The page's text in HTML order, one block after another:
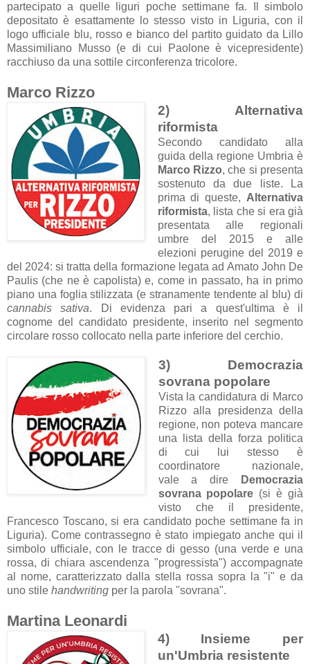
partecipato a quelle liguri poche settimane fa. Il simbolo
depositato è esattamente lo stesso visto in Liguria, con il
logo ufficiale blu, rosso e bianco del partito guidato da Lillo
Massimiliano Musso (e di cui Paolone è vicepresidente)
racchiuso da una sottile circonferenza tricolore.
Marco Rizzo
2) Alternativa
riformista
Secondo candidato alla
guida della regione Umbria è
Marco Rizzo, che si presenta
sostenuto da due liste. La
prima di queste, Alternativa
riformista, lista che si era già
presentata alle regionali
umbre del 2015 e alle
elezioni perugine del 2019 e
del 2024: si tratta della formazione legata ad Amato John De
Paulis (che ne è capolista) e, come in passato, ha in primo
piano una foglia stilizzata (e stranamente tendente al blu) di
cannabis sativa. Di evidenza pari a quest'ultima è il
cognome del candidato presidente, inserito nel segmento
circolare rosso collocato nella parte inferiore del cerchio.
3) Democrazia
sovrana popolare
Vista la candidatura di Marco
Rizzo alla presidenza della
regione, non poteva mancare
una lista della forza politica
di cui lui stesso è
coordinatore nazionale,
vale a dire
Democrazia
sovrana popolare (si è già
visto che il presidente,
Francesco Toscano, si era candidato poche settimane fa in
Liguria). Come contrassegno è stato impiegato anche qui il
simbolo ufficiale, con le tracce di gesso (una verde e una
rossa, di chiara ascendenza "progressista") accompagnate
al nome, caratterizzato dalla stella rossa sopra la "i" e da
uno stile handwriting per la parola "sovrana".
Martina Leonardi
4) Insieme per
un'Umbria resistente